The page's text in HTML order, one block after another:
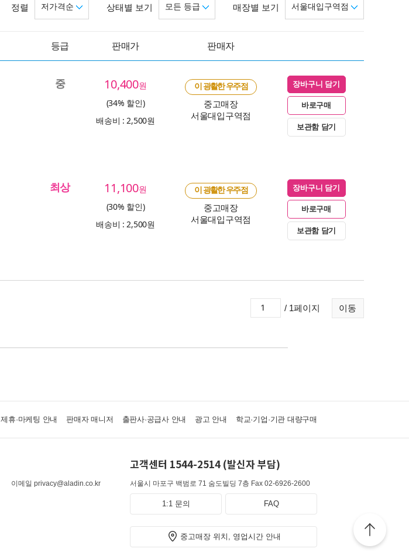
매장별 보기 서울대입구역점
상태별 보기 모든 등급
정렬 저가격순
등급 판매가 판매자
중 10,400원
(34% 할인)
배송비 : 2,500원
이 광활한 우주점
중고매장
서울대입구역점
장바구니 담기
바로구매
보관함 담기
최상 11,100원
(30% 할인)
배송비 : 2,500원
이 광활한 우주점
중고매장
서울대입구역점
장바구니 담기
바로구매
보관함 담기
이동
/ 1페이지
제휴·마케팅 안내 판매자 매니저 출판사·공급사 안내 광고 안내 학교·기업·기관 대량구매
이메일 privacy@aladin.co.kr
고객센터 1544-2514 (발신자 부담)
서울시 마포구 백범로 71 숨도빌딩 7층 Fax 02-6926-2600
1:1 문의 FAQ
중고매장 위치, 영업시간 안내